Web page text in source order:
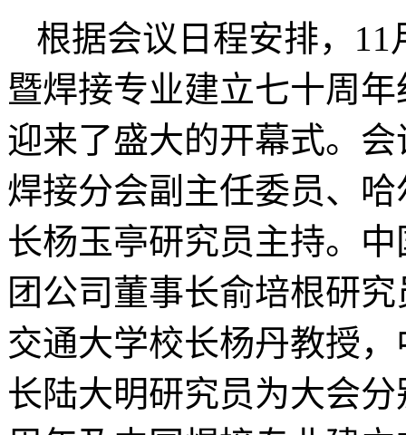
根据会议日程安排，11
暨焊接专业建立七十周
迎来了盛大的开幕式。
焊接分会副主任委员、
长杨玉亭研究员主持。
团公司董事长俞培根研
交通大学校长杨丹教授
长陆大明研究员为大会